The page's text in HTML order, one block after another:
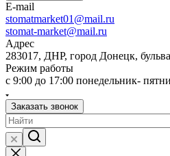
E-mail
stomatmarket01@mail.ru
stomat-market@mail.ru
Адрес
283017, ДНР, город Донецк,
Режим работы
с 9:00 до 17:00 понедельник-
Заказать звонок